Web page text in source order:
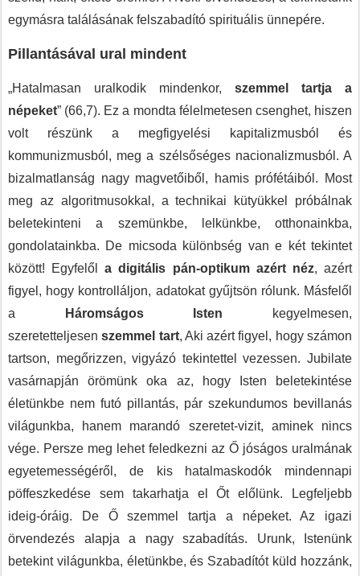
egymásra találásának felszabadító spirituális ünnepére.
Pillantásával ural mindent
„Hatalmasan uralkodik mindenkor, szemmel tartja a
népeket” (66,7). Ez a mondta félelmetesen csenghet, hiszen
volt részünk a megfigyelési kapitalizmusból és
kommunizmusból, meg a szélsőséges nacionalizmusból. A
bizalmatlanság nagy magvetőiből, hamis prófétáiból. Most
meg az algoritmusokkal, a technikai kütyükkel próbálnak
beletekinteni a szemünkbe, lelkünkbe, otthonainkba,
gondolatainkba. De micsoda különbség van e két tekintet
között! Egyfelőla digitális pán-optikum azért néz, azért
figyel, hogy kontrolláljon, adatokat gyűjtsön rólunk. Másfelől
a
Háromságos Isten kegyelmesen,
szeretetteljesenszemmel tart, Aki azért figyel, hogy számon
tartson, megőrizzen, vigyázó tekintettel vezessen. Jubilate
vasárnapján örömünk oka az, hogy Isten beletekintése
életünkbe nem futó pillantás, pár szekundumos bevillanás
világunkba, hanem marandó szeretet-vizit, aminek nincs
vége. Persze meg lehet feledkezni az Ő jóságos uralmának
egyetemességéről, de kis hatalmaskodók mindennapi
pöffeszkedése sem takarhatja el Őt előlünk. Legfeljebb
ideig-óráig. De Ő szemmel tartja a népeket. Az igazi
örvendezés alapja a nagy szabadítás. Urunk, Istenünk
betekint világunkba, életünkbe, és Szabadítót küld hozzánk,